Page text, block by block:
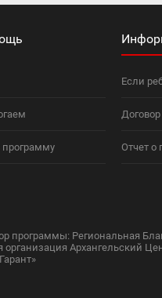
программу
Если
Отчет о
программы: Региональная
организация Архангельский